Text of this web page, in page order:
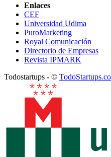
Enlaces
CEF
Universidad Udima
PuroMarketing
Royal Comunicación
Directorio de Empresas
Revista IPMARK
Todostartups - ©